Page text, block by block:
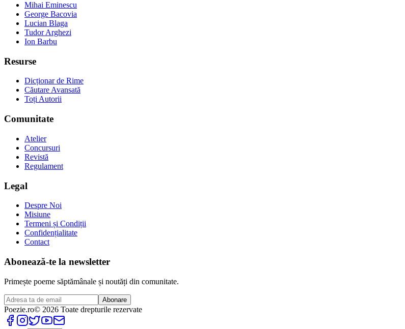
Mihai Eminescu
George Bacovia
Lucian Blaga
Tudor Arghezi
Ion Barbu
Resurse
Dicționar de Rime
Căutare Avansată
Toți Autorii
Comunitate
Atelier
Concursuri
Revistă
Regulament
Legal
Despre Noi
Misiune
Termeni și Condiții
Confidențialitate
Contact
Abonează-te la newsletter
Primește poeme săptămânale și noutăți din comunitate.
Abonare
Poezie.ro© 2026 Toate drepturile rezervate